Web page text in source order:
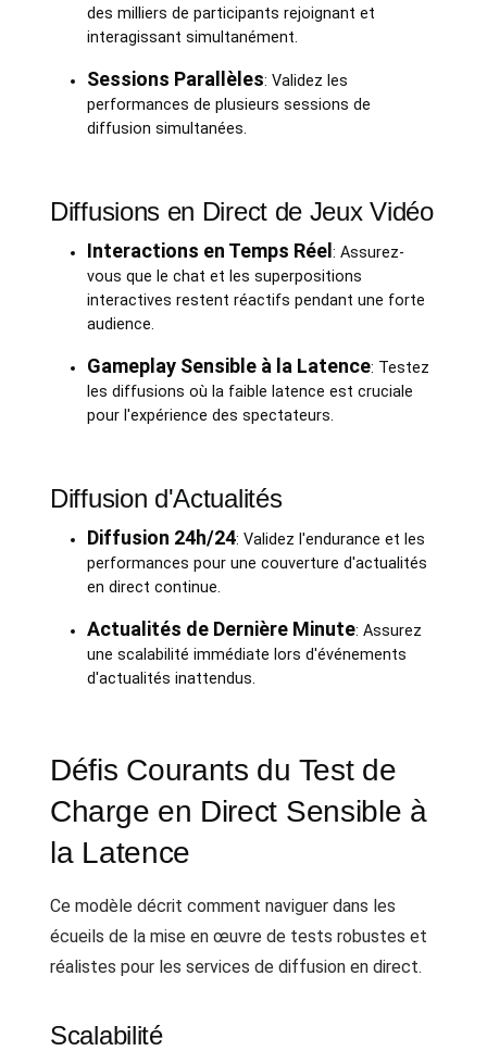
des milliers de participants rejoignant et
interagissant simultanément.
Sessions Parallèles: Validez les
performances de plusieurs sessions de
diffusion simultanées.
Diffusions en Direct de Jeux Vidéo
Interactions en Temps Réel : Assurez-
vous que le chat et les superpositions
interactives restent réactifs pendant une forte
audience.
Gameplay Sensible à la Latence: Testez
les diffusions où la faible latence est cruciale
pour l'expérience des spectateurs.
Diffusion d'Actualités
Diffusion 24h/24: Validez l'endurance et les
performances pour une couverture d'actualités
en direct continue.
Actualités de Dernière Minute: Assurez
une scalabilité immédiate lors d'événements
d'actualités inattendus.
Défis Courants du Test de
Charge en Direct Sensible à
la Latence
Ce modèle décrit comment naviguer dans les
écueils de la mise en œuvre de tests robustes et
réalistes pour les services de diffusion en direct.
Scalabilité